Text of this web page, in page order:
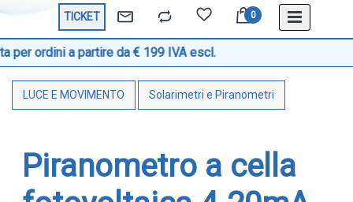
TICKET
a partire da € 199 IVA escl.
LUCE E MOVIMENTO Solarimetri e Piranometri
Piranometro a cella
TEMPERATURA
Sonde di temperatura
Sonde temperatura ambiente
Sonde temperatura a cavo
Sonde temperatura a contatto di superficie
Sonde temperatura con connettore